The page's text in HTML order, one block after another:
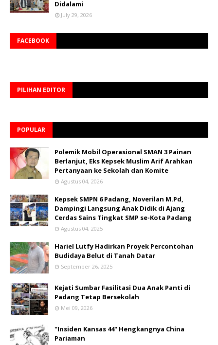
Didalami
July 29, 2026
FACEBOOK
PILIHAN EDITOR
POPULAR
Polemik Mobil Operasional SMAN 3 Painan
Berlanjut, Eks Kepsek Muslim Arif Arahkan
Pertanyaan ke Sekolah dan Komite
Agustus 04, 2026
Kepsek SMPN 6 Padang, Noverilan M.Pd,
Dampingi Langsung Anak Didik di Ajang
Cerdas Sains Tingkat SMP se-Kota Padang
Agustus 04, 2025
Hariel Lutfy Hadirkan Proyek Percontohan
Budidaya Belut di Tanah Datar
September 26, 2025
Kejati Sumbar Fasilitasi Dua Anak Panti di
Padang Tetap Bersekolah
Mei 09, 2026
"Insiden Kansas 44" Hengkangnya China
Pariaman